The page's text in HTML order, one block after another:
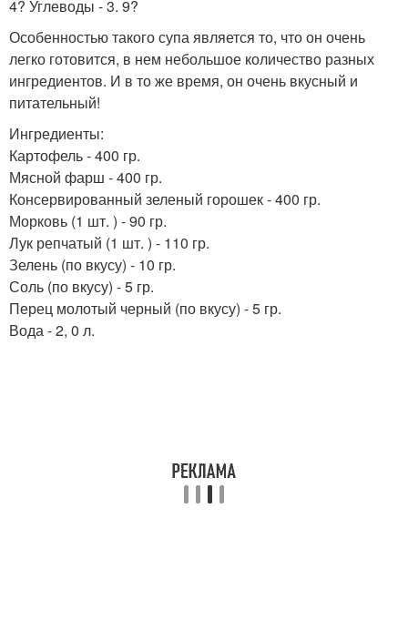
4? Углеводы - 3. 9?
Особенностью такого супа является то, что он очень
легко готовится, в нем небольшое количество разных
ингредиентов. И в то же время, он очень вкусный и
питательный!
Ингредиенты:
Картофель - 400 гр.
Мясной фарш - 400 гр.
Консервированный зеленый горошек - 400 гр.
Морковь (1 шт. ) - 90 гр.
Лук репчатый (1 шт. ) - 110 гр.
Зелень (по вкусу) - 10 гр.
Соль (по вкусу) - 5 гр.
Перец молотый черный (по вкусу) - 5 гр.
Вода - 2, 0 л.